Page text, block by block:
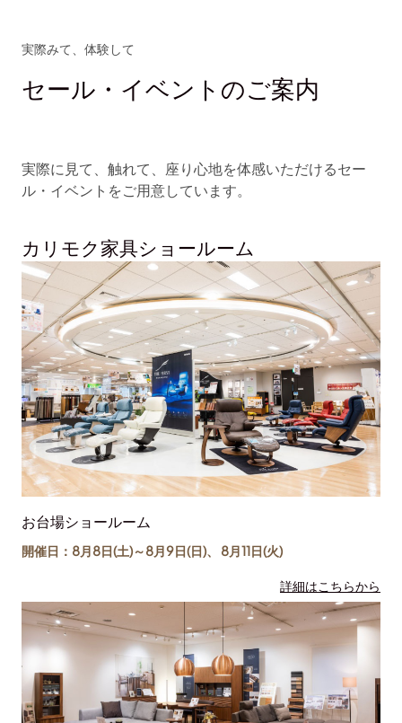
実際みて、体験して
セール・イベントのご案内
実際に見て、触れて、座り心地を体感いただけるセー
ル・イベントをご用意しています。
カリモク家具ショールーム
お台場ショールーム
開催日：8月8日(土)～8月9日(日)、 8月11日(火)
詳細はこちらから